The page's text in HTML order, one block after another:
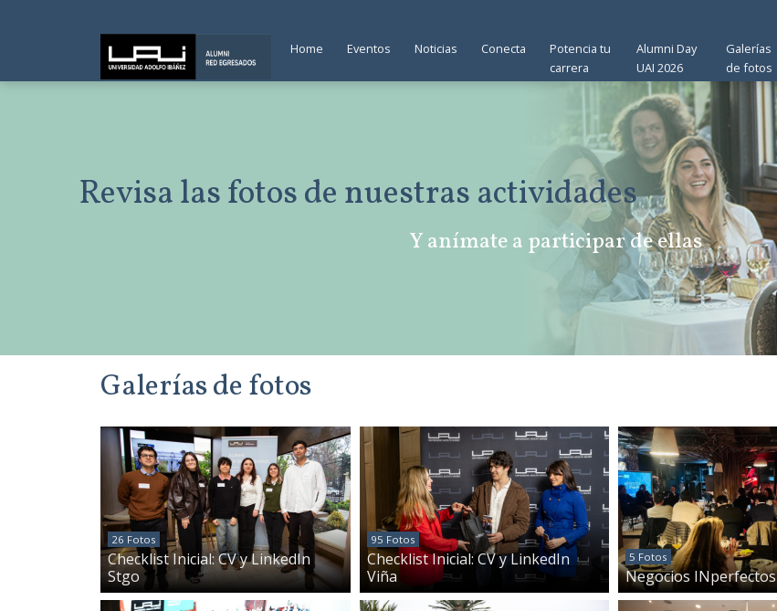
Home Eventos Noticias Conecta
Potencia tu
carrera
Alumni Day
UAI 2026
Galerías
de fotos
Revisa las fotos de nuestras actividades
Y aní­mate a participar de ellas
Galerías de fotos
26 Fotos
Checklist Inicial: CV y LinkedIn
Stgo
95 Fotos
Checklist Inicial: CV y LinkedIn
Viña
5 Fotos
Negocios INperfectos